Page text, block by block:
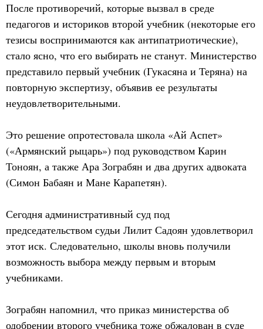
После противоречий, которые вызвал в среде
педагогов и историков второй учебник (некоторые его
тезисы воспринимаются как антипатриотические),
стало ясно, что его выбирать не станут. Министерство
представило первый учебник (Гукасяна и Теряна) на
повторную экспертизу, объявив ее результаты
неудовлетворительными.
Это решение опротестовала школа «Ай Аспет»
(«Армянский рыцарь») под руководством Карин
Тоноян, а также Ара Зограбян и два других адвоката
(Симон Бабаян и Мане Карапетян).
Сегодня административный суд под
председательством судьи Лилит Садоян удовлетворил
этот иск. Следовательно, школы вновь получили
возможность выбора между первым и вторым
учебниками.
Зограбян напомнил, что приказ министерства об
одобрении второго учебника тоже обжалован в суде